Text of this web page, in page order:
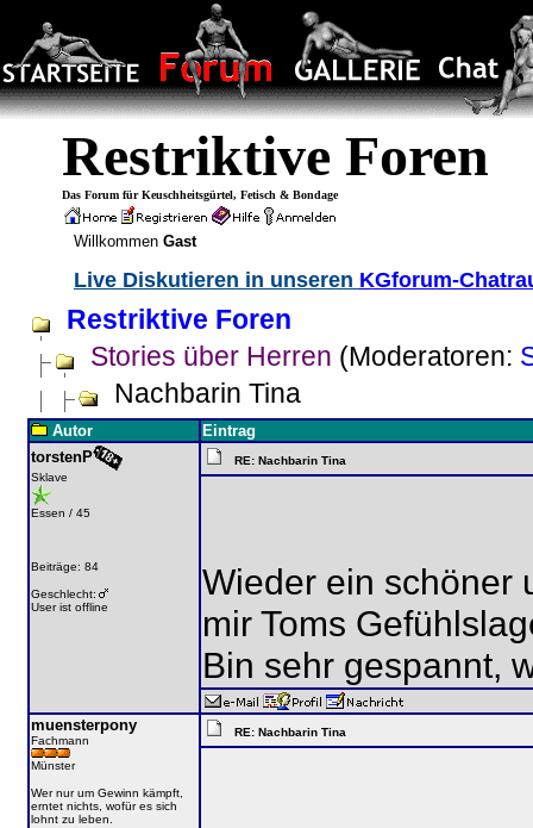
Restriktive Foren
Das Forum für Keuschheitsgürtel, Fetisch & Bondage
Willkommen Gast
Live Diskutieren in unseren KGforum-
Restriktive Foren
Stories über Herren (Moderatoren:
Nachbarin Tina
Autor
Eintrag
torstenP
Sklave
Essen / 45
Beiträge: 84
Geschlecht:
User ist offline
RE: Nachbarin Tina
Wieder ein schöner
mir Toms
Bin sehr gespannt,
muensterpony
Fachmann
Münster
Wer nur um Gewinn kämpft,
erntet nichts, wofür es sich
lohnt zu leben.
RE: Nachbarin Tina